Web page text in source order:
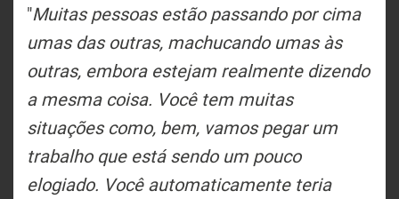
"Muitas pessoas estão passando por cima
umas das outras, machucando umas às
outras, embora estejam realmente dizendo
a mesma coisa. Você tem muitas
situações como, bem, vamos pegar um
trabalho que está sendo um pouco
elogiado. Você automaticamente teria